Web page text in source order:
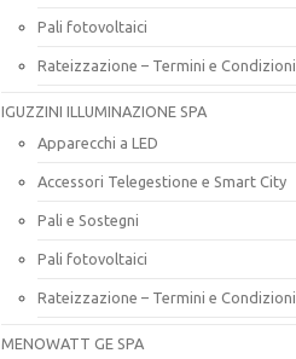
Pali fotovoltaici
Rateizzazione – Termini e Condizioni
IGUZZINI ILLUMINAZIONE SPA
Apparecchi a LED
Accessori Telegestione e Smart City
Pali e Sostegni
Pali fotovoltaici
Rateizzazione – Termini e Condizioni
MENOWATT GE SPA